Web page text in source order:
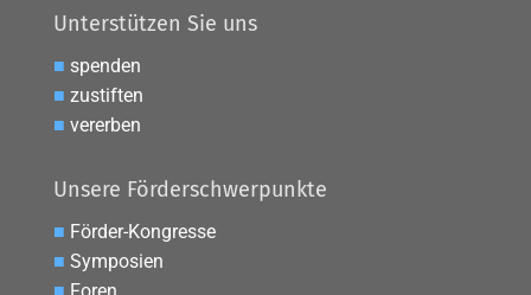
Unterstützen Sie uns
■ spenden
■ zustiften
■ vererben
Unsere Förderschwerpunkte
■ Förder-Kongresse
■ Symposien